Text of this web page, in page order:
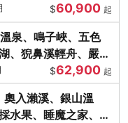
$60,900 起
泉、鳴子峽、五色
、猊鼻溪輕舟、嚴美
$62,900 起
入瀨溪、銀山溫
水果、睡魔之家、法